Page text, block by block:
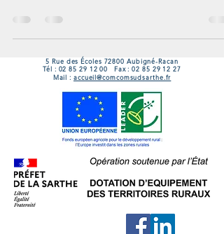
5 Rue des Écoles 72800 Aubigné-Racan
Tél : 02 85 29 12 00 Fax :02 85 29 12 27
Mail : accueil@comcomsudsarthe.fr